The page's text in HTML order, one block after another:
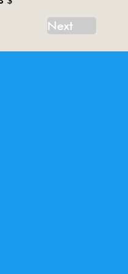
Next
robot tin toy, tank tin toy, tractor tin toy, car
à partir de 1958 Inventaire des jouets en tole
spaciaux, espace, mini bus, bus, van, pick
050,ms
781,ms418,me842,me